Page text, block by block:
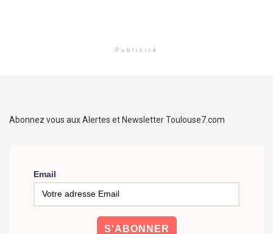
Publicité
Abonnez vous aux Alertes et Newsletter Toulouse7.com
Email